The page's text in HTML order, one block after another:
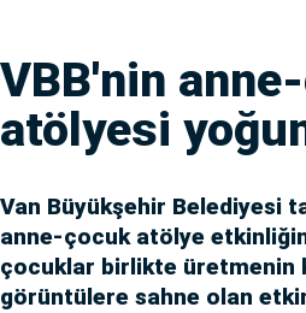
VBB'nin
atölyesi
Van Büyükşehir Belediyesi
anne-çocuk atölye
çocuklar birlikte üretmenin
görüntülere sahne olan